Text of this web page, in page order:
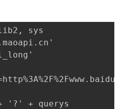
sys
'?' + querys